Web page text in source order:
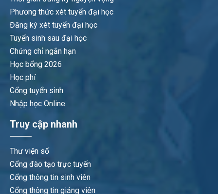
Phương thức xét tuyển đại học
Đăng ký xét tuyển đại học
Tuyển sinh sau đại học
Chứng chỉ ngắn hạn
Học bổng 2026
Học phí
Cổng tuyển sinh
Nhập học Online
Truy cập nhanh
Thư viện số
Cổng đào tạo trực tuyến
Cổng thông tin sinh viên
Cổng thông tin giảng viên